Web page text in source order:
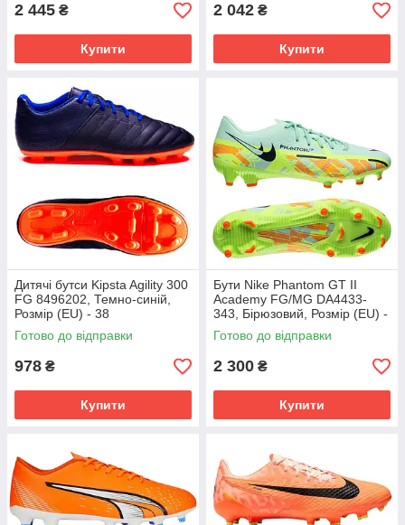
2 445 ₴
Купити
2 042 ₴
Купити
Дитячі бутси Kipsta Agility 300
FG 8496202, Темно-синій,
Розмір (EU) - 38
Готово до відправки
978 ₴
Купити
Бути Nike Phantom GT II
Academy FG/MG DA4433-
343, Бірюзовий, Розмір (EU) -
45.5
Готово до відправки
2 300 ₴
Купити